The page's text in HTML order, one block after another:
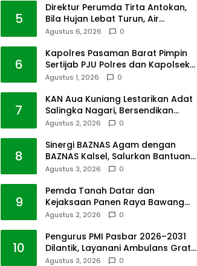
5
Direktur Perumda Tirta Antokan,
Bila Hujan Lebat Turun, Air
Dimatikan, Tak Bisa Diolah
Agustus 6, 2026 0
6
Kapolres Pasaman Barat Pimpin
Sertijab PJU Polres dan Kapolsek
Sungai Beremas
Agustus 1, 2026 0
7
KAN Aua Kuniang Lestarikan Adat
Salingka Nagari, Bersendikan
Kitabullah
Agustus 2, 2026 0
8
Sinergi BAZNAS Agam dengan
BAZNAS Kalsel, Salurkan Bantuan
Bencana Alam
Agustus 3, 2026 0
9
Pemda Tanah Datar dan
Kejaksaan Panen Raya Bawang
Merah di Sawah Tangah
Agustus 2, 2026 0
10
Pengurus PMI Pasbar 2026–2031
Dilantik, Layanani Ambulans Gratis
ke Padang
Agustus 3, 2026 0